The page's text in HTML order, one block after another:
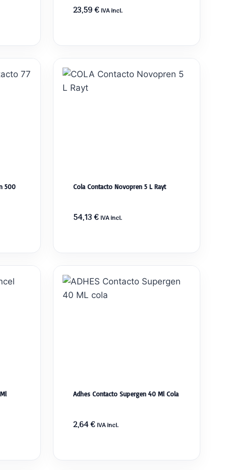
23,59€ IVA incl.
500 Cola Contacto Novopren 5 L Rayt
54,13€ IVA incl.
Adhes Contacto Supergen 40 Ml Cola
2,64€ IVA incl.